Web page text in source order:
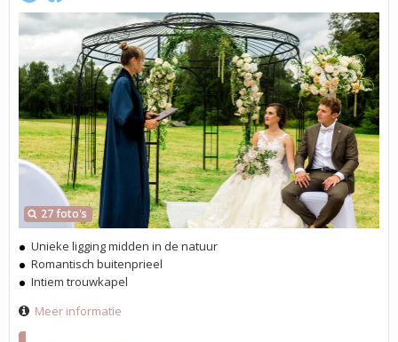
27 foto's
Unieke ligging midden in de natuur
Romantisch buitenprieel
Intiem trouwkapel
Meer informatie